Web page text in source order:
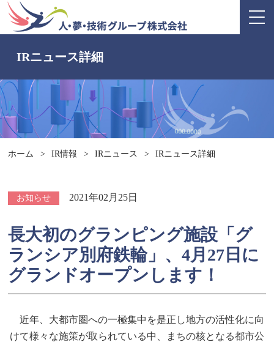
IRニュース詳細
ホーム > IR情報 > IRニュース > IRニュース詳細
お知らせ 2021年02月25日
長大初のグランピング施設「グ
ランシア別府鉄輪」、4月27日に
グランドオープンします！
近年、大都市圏への一極集中を是正し地方の活性化に向
けて様々な施策が取られている中、まちの核となる都市公